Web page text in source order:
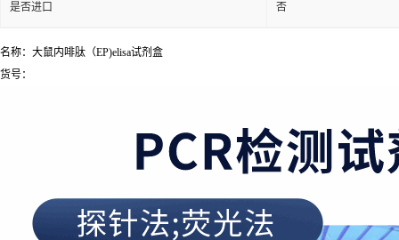
是否进口 否
名称：大鼠内啡肽（EP)elisa试剂盒
货号：